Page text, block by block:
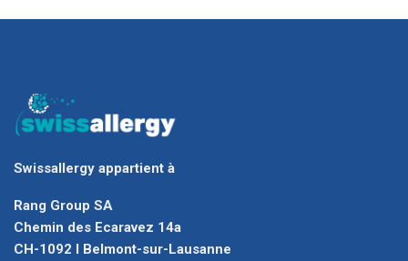
Swissallergy appartient à
Rang Group SA
Chemin des Ecaravez 14a
CH-1092 I Belmont-sur-Lausanne